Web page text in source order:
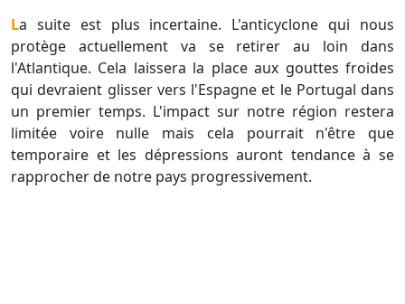
La suite est plus incertaine. L'anticyclone qui nous
protège actuellement va se retirer au loin dans
l'Atlantique. Cela laissera la place aux gouttes froides
qui devraient glisser vers l'Espagne et le Portugal dans
un premier temps. L'impact sur notre région restera
limitée voire nulle mais cela pourrait n'être que
temporaire et les dépressions auront tendance à se
rapprocher de notre pays progressivement.